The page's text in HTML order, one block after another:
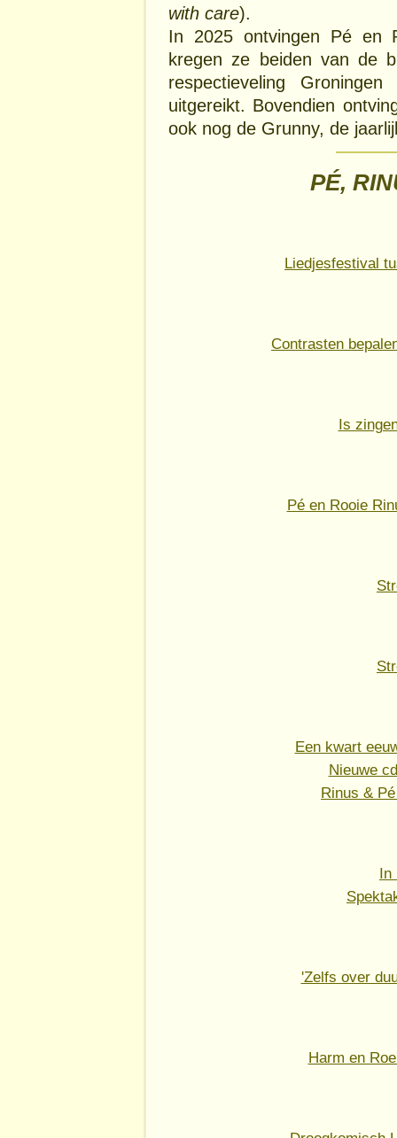
with care).
In 2025 ontvingen Pé en
kregen ze beiden van de
respectieveling
uitgereikt. Bovendien
ook nog de Grunny, de
PÉ,
Liedjesfestival
Contrasten
Is
Pé en Rooie
Een kwart
Nieuwe
Rinus &
In
'Zelfs over
Harm en